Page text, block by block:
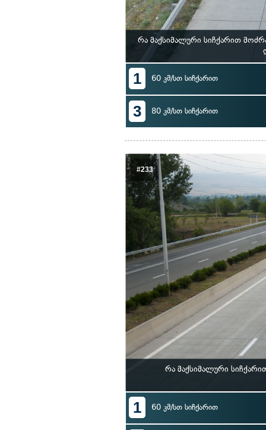
რა მაქსიმალური სიჩქარით
1 60 კმ/სთ სიჩქარით
3 80 კმ/სთ სიჩქარით
#233
რა მაქსიმალური
1 60 კმ/სთ სიჩქარით